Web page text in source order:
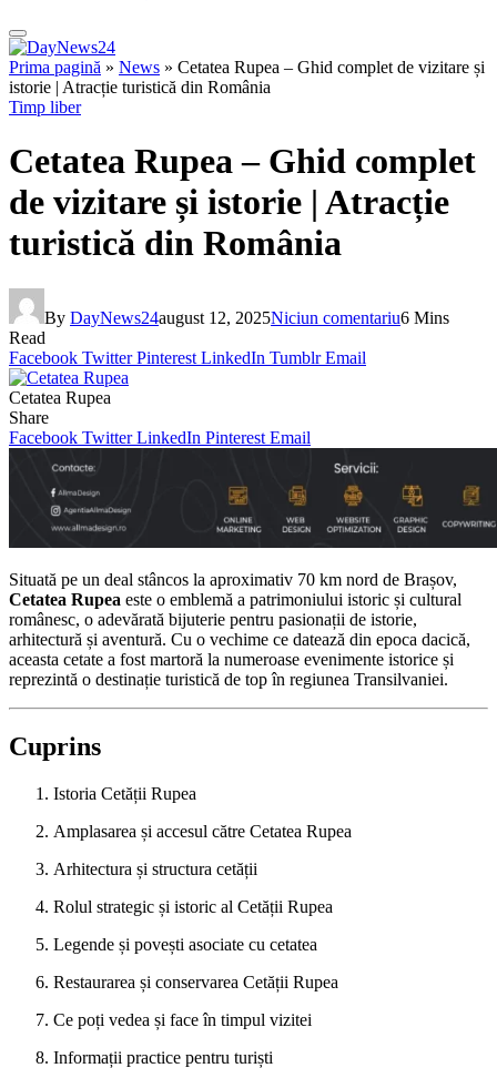
Prima pagină » News » Cetatea Rupea – Ghid complet de vizitare și
istorie | Atracție turistică din România
Timp liber
Cetatea Rupea – Ghid complet
de vizitare și istorie | Atracție
turistică din România
By DayNews24august 12, 2025Niciun comentariu6 Mins
Read
Facebook Twitter Pinterest LinkedIn Tumblr Email
Cetatea Rupea
Share
Facebook Twitter LinkedIn Pinterest Email
Situată pe un deal stâncos la aproximativ 70 km nord de Brașov,
Cetatea Rupea este o emblemă a patrimoniului istoric și cultural
românesc, o adevărată bijuterie pentru pasionații de istorie,
arhitectură și aventură. Cu o vechime ce datează din epoca dacică,
aceasta cetate a fost martoră la numeroase evenimente istorice și
reprezintă o destinație turistică de top în regiunea Transilvaniei.
Cuprins
Istoria Cetății Rupea
Amplasarea și accesul către Cetatea Rupea
Arhitectura și structura cetății
Rolul strategic și istoric al Cetății Rupea
Legende și povești asociate cu cetatea
Restaurarea și conservarea Cetății Rupea
Ce poți vedea și face în timpul vizitei
Informații practice pentru turiști